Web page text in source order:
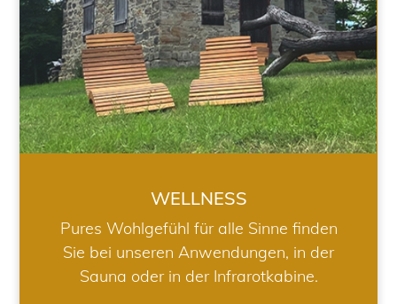
WELLNESS
Pures Wohlgefühl für alle Sinne finden
Sie bei unseren Anwendungen, in der
Sauna oder in der Infrarotkabine.